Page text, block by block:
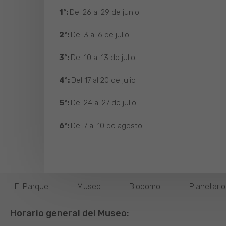
1º: Del 26 al 29 de junio
2º: Del 3 al 6 de julio
3º: Del 10 al 13 de julio
4º: Del 17 al 20 de julio
5º: Del 24 al 27 de julio
6º: Del 7 al 10 de agosto
El Parque Museo Biodomo
Horario general del Museo: